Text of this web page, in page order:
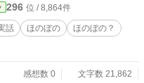
296 位 / 8,864件
話 ほのぼの
ほのぼの？
感想数 0
文字数 21,862